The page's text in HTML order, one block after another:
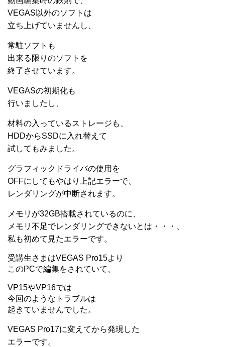
VEGAS以外のソフトは
立ち上げていませんし、
常駐ソフトも
出来る限りのソフトを
終了させています。
VEGASの初期化も
行いましたし、
材料の入っているストレージも、
HDDからSSDに入れ替えて
試してもみました。
グラフィックドライバの使用を
OFFにしてもやはり上記エラーで、
レンダリングが中断されます。
メモリが32GB搭載されているのに、
メモリ不足でレンダリングできないとは・・・、
私も初めて見たエラーです。
受講生さまはVEGAS Pro15より
このPCで編集をされていて、
VP15やVP16では
今回のようなトラブルは
起きていませんでした。
VEGAS Pro17に変えてから発現した
エラーです。